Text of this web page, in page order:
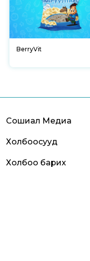
BerryVit
Сошиал Медиа
Холбоосууд
Холбоо барих